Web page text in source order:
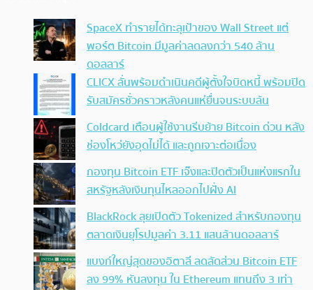
SpaceX ทำรายได้ทะลุเป้าของ Wall Street แต่
พอร์ต Bitcoin มีมูลค่าลดลงกว่า 540 ล้าน
ดอลลาร์
CLICX ลั่นพร้อมดำเนินคดีผู้ตั้งใจบิดหนี้ พร้อมปิด
รับสมัครชั่วคราวหลังคนแห่ยื่นจนระบบล้น
Coldcard เตือนผู้ใช้งานรีบย้าย Bitcoin ด่วน หลัง
ช่องโหว่ยังอุดไม่ได้ และถูกเจาะต่อเนื่อง
กองทุน Bitcoin ETF เจ๊งและปิดตัวเป็นแห่งแรกใน
สหรัฐหลังเงินทุนไหลออกไปฝั่ง AI
BlackRock ลุยเปิดตัว Tokenized สำหรับกองทุน
ตลาดเงินยุโรปมูลค่า 3.11 แสนล้านดอลลาร์
แบงก์ใหญ่สุดของอิตาลี ลดสัดส่วน Bitcoin ETF
ลง 99% หันลงทุน ใน Ethereum แทนถึง 3 เท่า